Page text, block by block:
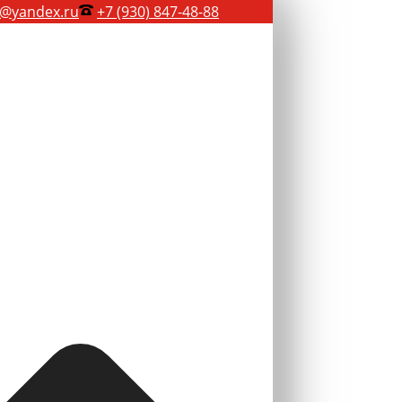
+7 (930) 847-48-88